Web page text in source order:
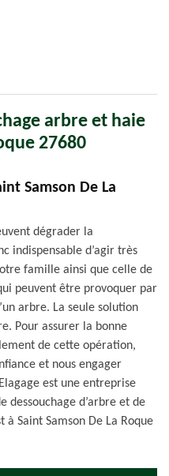
arbre et haie
27680
Samson De La
dégrader la
indispensable d’agir très
famille ainsi que celle de
peuvent être provoquer par
arbre. La seule solution
Pour assurer la bonne
de cette opération,
et nous engager
est une entreprise
dessouchage d’arbre et de
Saint Samson De La Roque